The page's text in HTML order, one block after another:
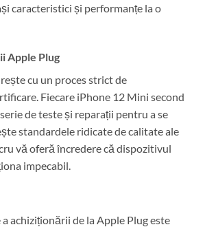
caracteristici și performanțe la o
Apple Plug
cu un proces strict de
Fiecare iPhone 12 Mini second
de teste și reparații pentru a se
standardele ridicate de calitate ale
vă oferă încredere că dispozitivul
impecabil.
achiziționării de la Apple Plug este